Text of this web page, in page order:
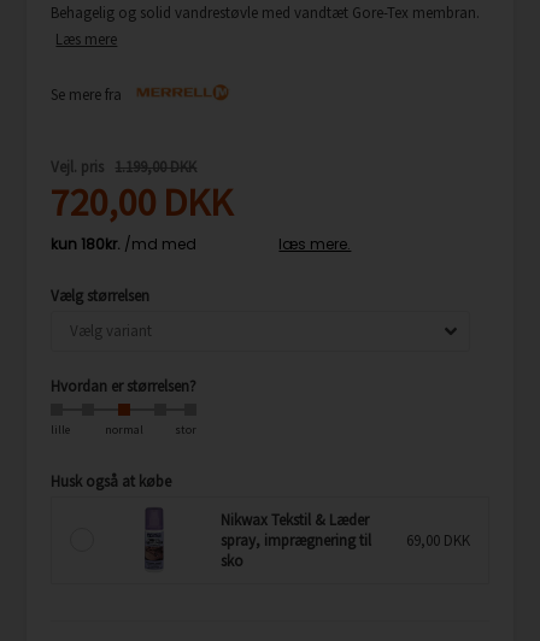
Behagelig og solid vandrestøvle med vandtæt Gore-Tex membran.
Læs mere
Se mere fra
Vejl. pris 1.199,00 DKK
720,00 DKK
Vælg størrelsen
Hvordan er størrelsen?
lille normal stor
Husk også at købe
Nikwax Tekstil & Læder
spray, imprægnering til
sko
69,00 DKK